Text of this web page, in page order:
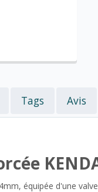
Tags Avis
équipée d'une